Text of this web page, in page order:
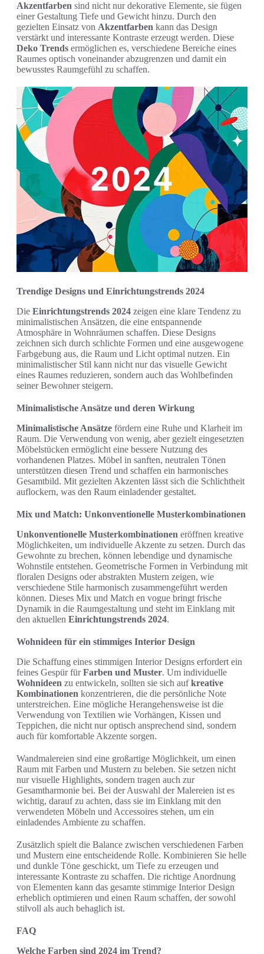
Akzentfarben sind nicht nur dekorative Elemente, sie fügen
einer Gestaltung Tiefe und Gewicht hinzu. Durch den
gezielten Einsatz von Akzentfarben kann das Design
verstärkt und interessante Kontraste erzeugt werden. Diese
Deko Trends ermöglichen es, verschiedene Bereiche eines
Raumes optisch voneinander abzugrenzen und damit ein
bewusstes Raumgefühl zu schaffen.
Trendige Designs und Einrichtungstrends 2024
Die Einrichtungstrends 2024 zeigen eine klare Tendenz zu
minimalistischen Ansätzen, die eine entspannende
Atmosphäre in Wohnräumen schaffen. Diese Designs
zeichnen sich durch schlichte Formen und eine ausgewogene
Farbgebung aus, die Raum und Licht optimal nutzen. Ein
minimalistischer Stil kann nicht nur das visuelle Gewicht
eines Raumes reduzieren, sondern auch das Wohlbefinden
seiner Bewohner steigern.
Minimalistische Ansätze und deren Wirkung
Minimalistische Ansätze fördern eine Ruhe und Klarheit im
Raum. Die Verwendung von wenig, aber gezielt eingesetzten
Möbelstücken ermöglicht eine bessere Nutzung des
vorhandenen Platzes. Möbel in sanften, neutralen Tönen
unterstützen diesen Trend und schaffen ein harmonisches
Gesamtbild. Mit gezielten Akzenten lässt sich die Schlichtheit
auflockern, was den Raum einladender gestaltet.
Mix und Match: Unkonventionelle Musterkombinationen
Unkonventionelle Musterkombinationen eröffnen kreative
Möglichkeiten, um individuelle Akzente zu setzen. Durch das
Gewohnte zu brechen, können lebendige und dynamische
Wohnstile entstehen. Geometrische Formen in Verbindung mit
floralen Designs oder abstrakten Mustern zeigen, wie
verschiedene Stile harmonisch zusammengeführt werden
können. Dieses Mix und Match en vogue bringt frische
Dynamik in die Raumgestaltung und steht im Einklang mit
den aktuellen Einrichtungstrends 2024.
Wohnideen für ein stimmiges Interior Design
Die Schaffung eines stimmigen Interior Designs erfordert ein
feines Gespür fürFarben und Muster. Um individuelle
Wohnideen zu entwickeln, sollten sie sich aufkreative
Kombinationen konzentrieren, die die persönliche Note
unterstreichen. Eine mögliche Herangehensweise ist die
Verwendung von Textilien wie Vorhängen, Kissen und
Teppichen, die nicht nur optisch ansprechend sind, sondern
auch für komfortable Akzente sorgen.
Wandmalereien sind eine großartige Möglichkeit, um einen
Raum mit Farben und Mustern zu beleben. Sie setzen nicht
nur visuelle Highlights, sondern tragen auch zur
Gesamtharmonie bei. Bei der Auswahl der Malereien ist es
wichtig, darauf zu achten, dass sie im Einklang mit den
verwendeten Möbeln und Accessoires stehen, um ein
einladendes Ambiente zu schaffen.
Zusätzlich spielt die Balance zwischen verschiedenen Farben
und Mustern eine entscheidende Rolle. Kombinieren Sie helle
und dunkle Töne geschickt, um Tiefe zu erzeugen und
interessante Kontraste zu schaffen. Die richtige Anordnung
von Elementen kann das gesamte stimmige Interior Design
erheblich optimieren und einen Raum schaffen, der sowohl
stilvoll als auch behaglich ist.
FAQ
Welche Farben sind 2024 im Trend?